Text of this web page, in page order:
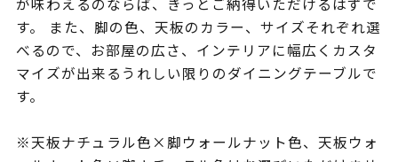
が味わえるのならば、きっとご納得いただけるはずで
す。 また、脚の色、天板のカラー、サイズそれぞれ選
べるので、お部屋の広さ、インテリアに幅広くカスタ
マイズが出来るうれしい限りのダイニングテーブルで
す。
※天板ナチュラル色×脚ウォールナット色、天板ウォ